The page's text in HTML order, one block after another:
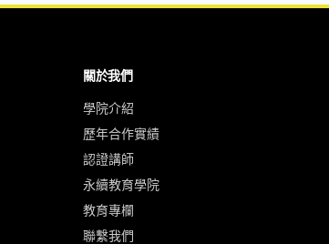
關於我們
學院介紹
歷年合作實績
認證講師
永續教育學院
教育專欄
聯繫我們